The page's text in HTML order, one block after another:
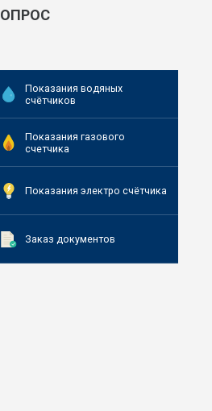
ОПРОС
Показания водяных
счётчиков
Показания газового
счетчика
Показания электро счётчика
Заказ документов